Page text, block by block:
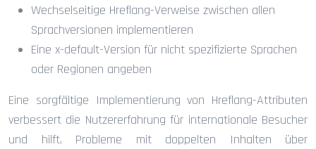
Wechselseitige Hreflang-Verweise zwischen allen
Sprachversionen implementieren
Eine x-default-Version für nicht spezifizierte Sprachen
oder Regionen angeben
Eine sorgfältige Implementierung von Hreflang-Attributen
verbessert die Nutzererfahrung für internationale Besucher
und hilft, Probleme mit doppelten Inhalten über